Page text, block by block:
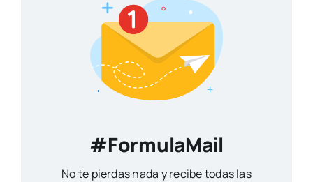
#FormulaMail
No te pierdas nada y recibe todas las